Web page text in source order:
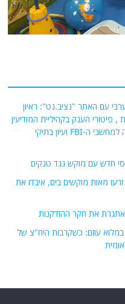
עם האתר "נציב.נט": ראיון
, פיטורי הענק בקהיליית המודיעין
האמריקאית שעורר גל אנטישמיות והפריצה למחשבי ה-FBI ועיון בתיקי
חדש עם מוקש נגד טנקים
מאות מוקשים בים, איבדו את
את חקר ההזדקנות
עוזם: כשקרבות היח"צ של